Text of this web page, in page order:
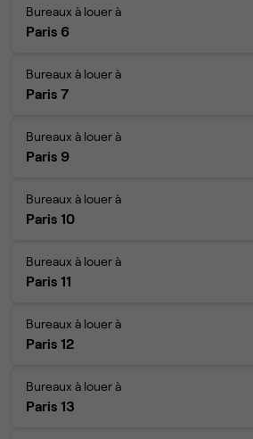
Bureaux à louer à
Paris 6
Bureaux à louer à
Paris 7
Bureaux à louer à
Paris 9
Bureaux à louer à
Paris 10
Bureaux à louer à
Paris 11
Bureaux à louer à
Paris 12
Bureaux à louer à
Paris 13